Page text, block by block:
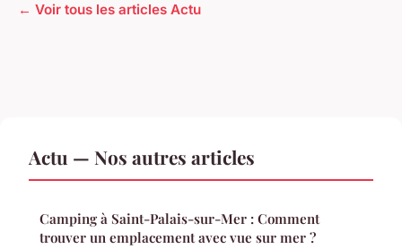
← Voir tous les articles Actu
Actu — Nos autres articles
Camping à Saint-Palais-sur-Mer : Comment
trouver un emplacement avec vue sur mer ?